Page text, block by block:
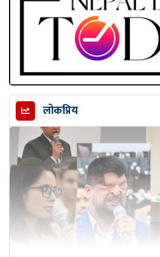
लोकप्रिय